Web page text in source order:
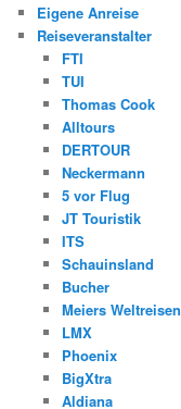
Eigene Anreise
Reiseveranstalter
FTI
TUI
Thomas Cook
Alltours
DERTOUR
Neckermann
5 vor Flug
JT Touristik
ITS
Schauinsland
Bucher
Meiers Weltreisen
LMX
Phoenix
BigXtra
Aldiana